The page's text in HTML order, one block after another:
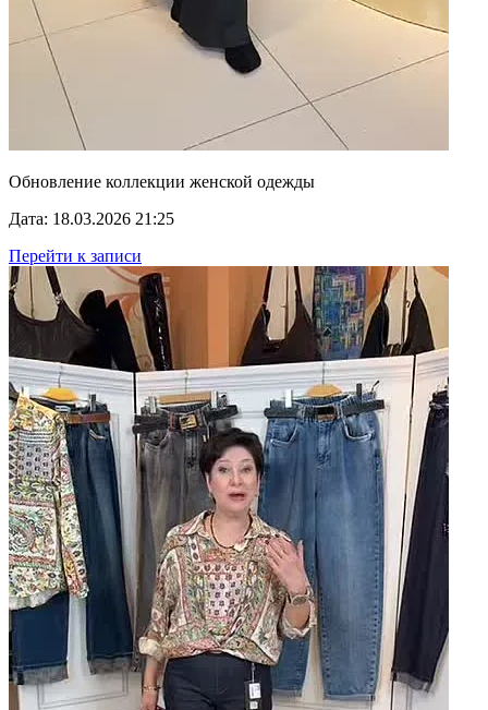
Обновление коллекции женской одежды
Дата: 18.03.2026 21:25
Перейти к записи